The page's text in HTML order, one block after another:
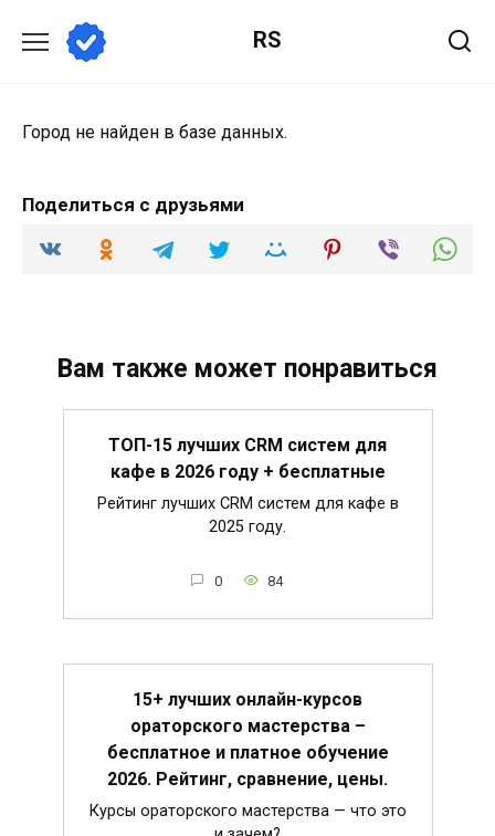
содержанию
RS
Город не найден в базе данных.
Поделиться с друзьями
Вам также может понравиться
ТОП-15 лучших CRM систем для
кафе в 2026 году + бесплатные
Рейтинг лучших CRM систем для кафе в
2025 году.
0 84
15+ лучших онлайн-курсов
ораторского мастерства –
бесплатное и платное обучение
2026. Рейтинг, сравнение, цены.
Курсы ораторского мастерства — что это